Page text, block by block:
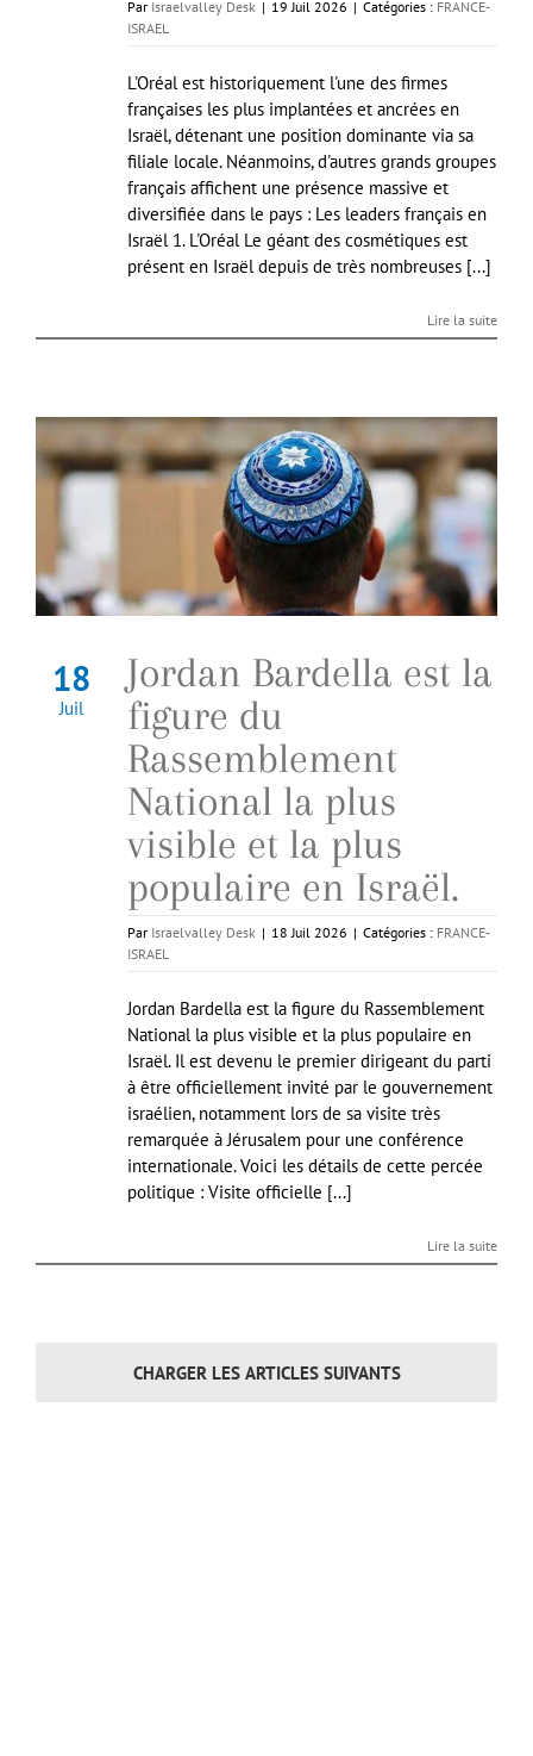
Par Israelvalley Desk | 19 Juil 2026 | Catégories : FRANCE-
ISRAEL
L'Oréal est historiquement l'une des firmes
françaises les plus implantées et ancrées en
Israël, détenant une position dominante via sa
filiale locale. Néanmoins, d'autres grands groupes
français affichent une présence massive et
diversifiée dans le pays : Les leaders français en
Israël 1. L'Oréal Le géant des cosmétiques est
présent en Israël depuis de très nombreuses [...]
Lire la suite
18
Juil
Jordan Bardella est la
figure du
Rassemblement
National la plus
visible et la plus
populaire en Israël.
Par Israelvalley Desk | 18 Juil 2026 | Catégories : FRANCE-
ISRAEL
Jordan Bardella est la figure du Rassemblement
National la plus visible et la plus populaire en
Israël. Il est devenu le premier dirigeant du parti
à être officiellement invité par le gouvernement
israélien, notamment lors de sa visite très
remarquée à Jérusalem pour une conférence
internationale. Voici les détails de cette percée
politique : Visite officielle [...]
Lire la suite
CHARGER LES ARTICLES SUIVANTS